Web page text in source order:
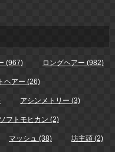
(967) ロングヘアー (982)
ヘアー (26)
アシンメトリー (3)
ソフトモヒカン (2)
マッシュ (38) 坊主頭 (2)